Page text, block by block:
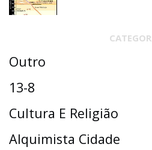
Outro
13-8
Cultura E Religião
Alquimista Cidade